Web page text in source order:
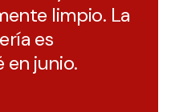
limpio. La
es
en junio.